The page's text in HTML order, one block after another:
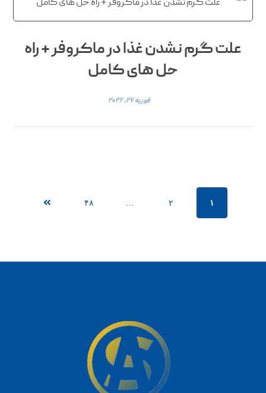
علت گرم نشدن غذا در ماکروفر + راه
حل های کامل
فوریه ۲۷, ۲۰۲۶
۱ ۲ ۴۸